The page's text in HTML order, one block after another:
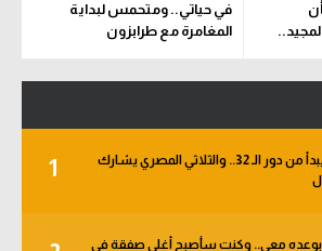
في حياتي.. ومتحمس لبداية
المغامرة مع طرابزون
1
خبر في الجول - الأهلي يبدأ من دور الـ 32.. والثلاثي المصري يشارك
بوعده معي.. وكنت سأصبح أغلى صفقة في